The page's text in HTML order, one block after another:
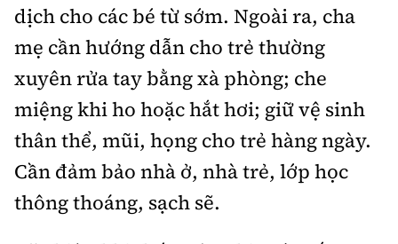
dịch cho các bé từ sớm. Ngoài ra, cha
mẹ cần hướng dẫn cho trẻ thường
xuyên rửa tay bằng xà phòng; che
miệng khi ho hoặc hắt hơi; giữ vệ sinh
thân thể, mũi, họng cho trẻ hàng ngày.
Cần đảm bảo nhà ở, nhà trẻ, lớp học
thông thoáng, sạch sẽ.